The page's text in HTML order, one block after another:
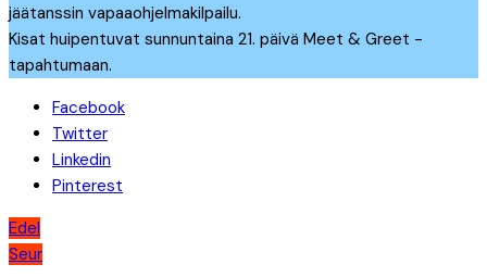
jäätanssin vapaaohjelmakilpailu.
Kisat huipentuvat sunnuntaina 21. päivä Meet & Greet -
tapahtumaan.
Facebook
Twitter
Linkedin
Pinterest
Artikkelien
Edel
Seur